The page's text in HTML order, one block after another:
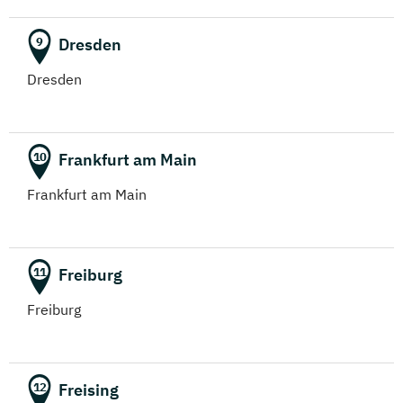
Game Design
(Fernstudium)
Gerontologie
(Fernstudium)
Gesundheitsmanagement
Gesundheitspädagogik
(Fernstudium)
9 Dresden
Dresden
10 Frankfurt am Main
Frankfurt am Main
11 Freiburg
Freiburg
12 Freising